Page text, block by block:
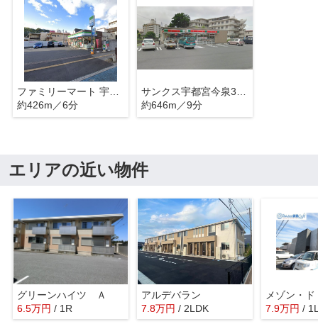
ファミリーマート 宇都宮塙田三丁目店
約426m／6分
約646m／9分
エリアの近い物件
グリーンハイツ Ａ
6.5万円 / 1R
アルデバラン
7.8万円 / 2LDK
メゾン・
7.9万円 /